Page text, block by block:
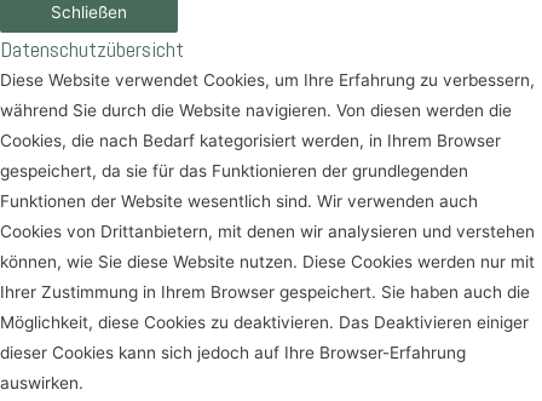
Schließen
Datenschutzübersicht
Diese Website verwendet Cookies, um Ihre Erfahrung zu verbessern,
während Sie durch die Website navigieren. Von diesen werden die
Cookies, die nach Bedarf kategorisiert werden, in Ihrem Browser
gespeichert, da sie für das Funktionieren der grundlegenden
Funktionen der Website wesentlich sind. Wir verwenden auch
Cookies von Drittanbietern, mit denen wir analysieren und verstehen
können, wie Sie diese Website nutzen. Diese Cookies werden nur mit
Ihrer Zustimmung in Ihrem Browser gespeichert. Sie haben auch die
Möglichkeit, diese Cookies zu deaktivieren. Das Deaktivieren einiger
dieser Cookies kann sich jedoch auf Ihre Browser-Erfahrung
auswirken.